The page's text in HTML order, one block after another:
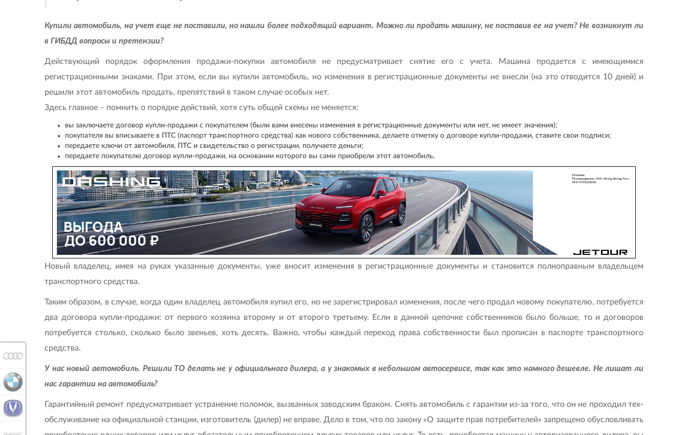
Купили автомобиль, на учет еще не поставили, но нашли более подходящий вариант. Можно ли продать машину, не поставив ее на учет? Не возникнут ли
в ГИБДД вопросы и претензии?
Действующий порядок оформления продажи-покупки автомобиля не предусматривает снятие его с учета. Машина продается с имеющимися
регистрационными знаками. При этом, если вы купили автомобиль, но изменения в регистрационные документы не внесли (на это отводится 10 дней) и
решили этот автомобиль продать, препятствий в таком случае особых нет.
Здесь главное – помнить о порядке действий, хотя суть общей схемы не меняется:
вы заключаете договор купли-продажи с покупателем (были вами внесены изменения в регистрационные документы или нет, не имеет значения);
покупателя вы вписываете в ПТС (паспорт транспортного средства) как нового собственника, делаете отметку о договоре купли-продажи, ставите свои подписи;
передаете ключи от автомобиля, ПТС и свидетельство о регистрации, получаете деньги;
передаете покупателю договор купли-продажи, на основании которого вы сами приобрели этот автомобиль.
Новый владелец, имея на руках указанные документы, уже вносит изменения в регистрационные документы и становится полноправным владельцем
транспортного средства.
Таким образом, в случае, когда один владелец автомобиля купил его, но не зарегистрировал изменения, после чего продал новому покупателю, потребуется
два договора купли-продажи: от первого хозяина второму и от второго третьему. Если в данной цепочке собственников было больше, то и договоров
потребуется столько, сколько было звеньев, хоть десять. Важно, чтобы каждый переход права собственнос­ти был прописан в паспорте транспортного
средства.
У нас новый автомобиль. Решили ТО делать не у официального дилера, а у знакомых в небольшом автосервисе, так как это намного дешевле. Не лишат ли
нас гарантии на автомобиль?
Гарантийный ремонт предусматривает устранение поломок, вызванных заводским браком. Снять автомобиль с гарантии из-за того, что он не проходил тех­
обслуживание на официальной станции, изготовитель (дилер) не вправе. Дело в том, что по закону «О защите прав потребителей» запрещено обусловливать
BMW
CHANGAN